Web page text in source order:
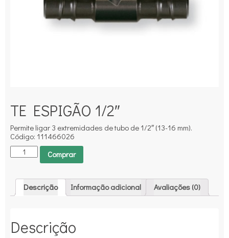
TE ESPIGÃO 1/2″
Permite ligar 3 extremidades de tubo de 1/2″ (13-16 mm).
Código: 111466026
Comprar
Descrição Informação adicional Avaliações (0)
Descrição